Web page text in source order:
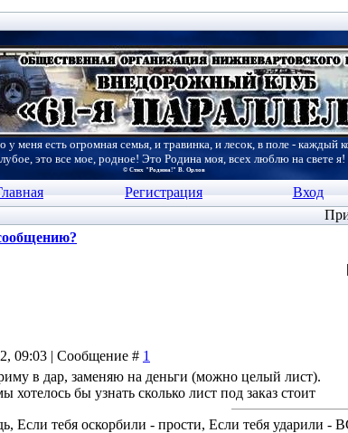
у меня есть огромная семья, и травинка, и лесок, в поле - каждый
это все мое, родное! Это Родина моя, всех люблю на свете я!
© Стих "Родина!" В. Орлов
Регистрация Вход
09:03 | Сообщение # 1
в дар, заменяю на деньги (можно целый лист).
бы узнать сколько лист под заказ стоит
Если тебя оскорбили - прости, Если тебя